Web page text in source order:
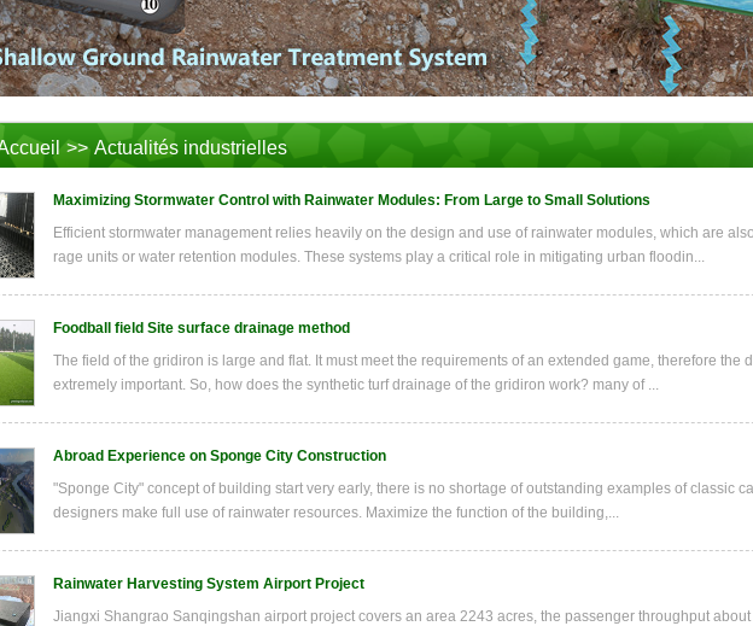
>> Actualités industrielles
Maximizing Stormwater Control with Rainwater Modules: From Large to Small Solutions
Efficient stormwater management relies heavily on the design and use of rainwater modules, which are
rage units or water retention modules. These systems play a critical role in mitigating urban floodin...
Foodball field Site surface drainage method
The field of the gridiron is large and flat. It must meet the requirements of an extended game, therefore the
extremely important. So, how does the synthetic turf drainage of the gridiron work? many of ...
Abroad Experience on Sponge City Construction
"Sponge City" concept of building start very early, there is no shortage of outstanding examples of classic
designers make full use of rainwater resources. Maximize the function of the building,...
Rainwater Harvesting System Airport Project
Jiangxi Shangrao Sanqingshan airport project covers an area 2243 acres, the passenger throughput